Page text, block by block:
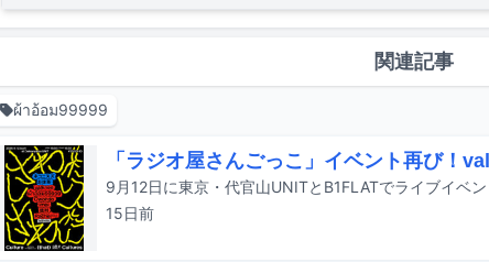
関連記事
ผ้าอ้อม99999
「ラジオ屋さんごっこ」イベント再び！
15日前